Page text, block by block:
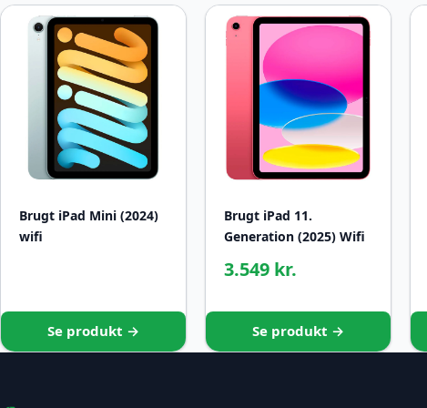
Brugt iPad Mini (2024)
wifi
Se produkt →
Brugt iPad 11.
Generation (2025) Wifi
3.549 kr.
Se produkt →